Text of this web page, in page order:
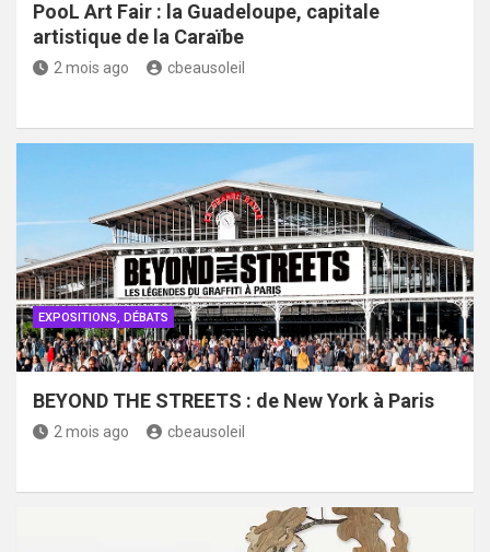
PooL Art Fair : la Guadeloupe, capitale
artistique de la Caraïbe
2 mois ago cbeausoleil
EXPOSITIONS, DÉBATS
BEYOND THE STREETS : de New York à Paris
2 mois ago cbeausoleil